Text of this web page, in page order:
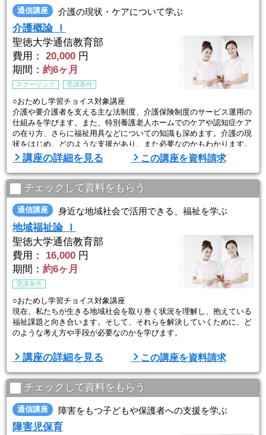
通信講座 介護の現状・ケアについて学ぶ
介護概論 Ｉ
聖徳大学通信教育部
費用：
20,000 円
期間： 約6ヶ月
スクーリング 受講条件
○おためし学習チョイス対象講座
介護や要介護者を支える主な法制度、介護保険制度のサービス運用の
仕組みを学びます。また、特別養護老人ホームでのケアや認知症ケア
の在り方、さらに福祉用具などについての知識も深めます。介護の現
状をはじめ、どのような支援があり、また必要なのかもわかります。
大学の人気科目を自宅学習＋スクーリングで学べて、大学・短大の単
位も修得可能。基礎レベルから学習がスタートするので、初めて学ぶ
方でも安心です。
講座の詳細を見る この講座を資料請求
チェックして資料をもらう
通信講座 身近な地域社会で活用できる、福祉を学ぶ
地域福祉論 Ｉ
聖徳大学通信教育部
費用：
16,000 円
期間： 約6ヶ月
受講条件
○おためし学習チョイス対象講座
現在、私たちが生きる地域社会を取り巻く状況を理解し、抱えている
福祉課題と向き合います。そして、それらを解決していくために、ど
のような考え方や手段が必要なのかを学びます。
大学の人気科目を自宅で学べて、大学・短大の単位も修得可能。基礎
レベルから学習がスタートするので、福祉について初めて学ぶ方でも
安心です。
講座の詳細を見る この講座を資料請求
チェックして資料をもらう
通信講座 障害をもつ子どもや保護者への支援を学ぶ
障害児保育